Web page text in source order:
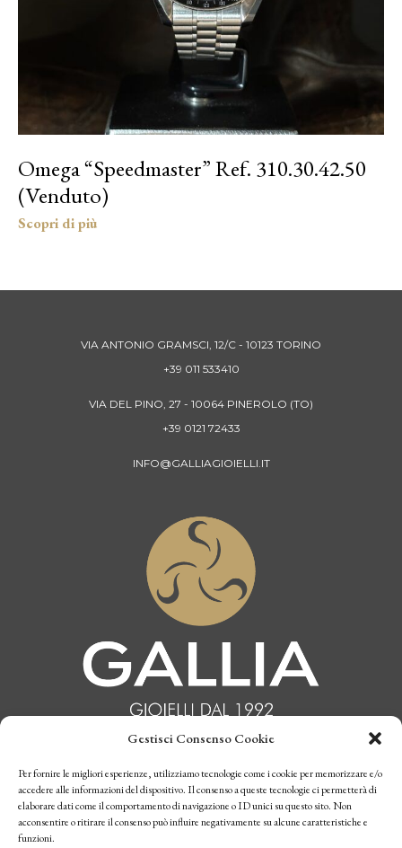
Gestisci Consenso Cookie
Per fornire le migliori esperienze, utilizziamo tecnologie come i cookie per memorizzare e/o
accedere alle informazioni del dispositivo. Il consenso a queste tecnologie ci permetterà di
elaborare dati come il comportamento di navigazione o ID unici su questo sito. Non
acconsentire o ritirare il consenso può influire negativamente su alcune caratteristiche e
funzioni.
Omega “Speedmaster” Ref. 310.30.42.50
(Venduto)
VIA ANTONIO GRAMSCI, 12/C - 10123 TORINO
+39 011 533410
VIA DEL PINO, 27 - 10064 PINEROLO (TO)
+39 0121 72433
INFO@GALLIAGIOIELLI.IT
INFORMATIVA PRIVACY
CONDIZIONI DI VENDITA